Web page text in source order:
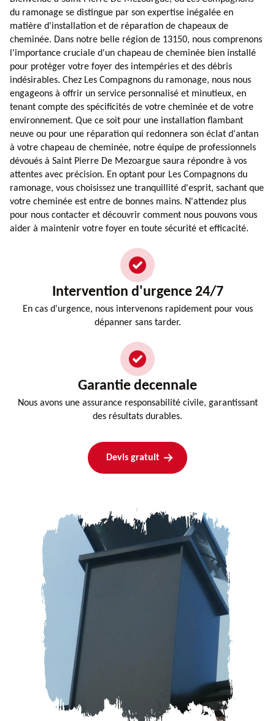
du ramonage se distingue par son expertise inégalée en
matière d'installation et de réparation de chapeaux de
cheminée. Dans notre belle région de 13150, nous comprenons
l'importance cruciale d'un chapeau de cheminée bien installé
pour protéger votre foyer des intempéries et des débris
indésirables. Chez Les Compagnons du ramonage, nous nous
engageons à offrir un service personnalisé et minutieux, en
tenant compte des spécificités de votre cheminée et de votre
environnement. Que ce soit pour une installation flambant
neuve ou pour une réparation qui redonnera son éclat d'antan
à votre chapeau de cheminée, notre équipe de professionnels
dévoués à Saint Pierre De Mezoargue saura répondre à vos
attentes avec précision. En optant pour Les Compagnons du
ramonage, vous choisissez une tranquillité d'esprit, sachant que
votre cheminée est entre de bonnes mains. N'attendez plus
pour nous contacter et découvrir comment nous pouvons vous
aider à maintenir votre foyer en toute sécurité et efficacité.
Intervention d'urgence 24/7
En cas d'urgence, nous intervenons rapidement pour vous
dépanner sans tarder.
Garantie decennale
Nous avons une assurance responsabilité civile, garantissant
des résultats durables.
Devis gratuit